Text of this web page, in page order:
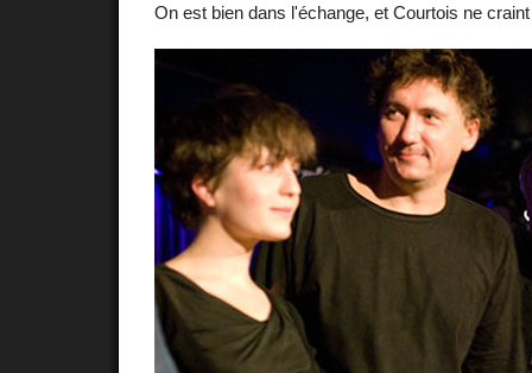
On est bien dans l'échange, et Courtois ne